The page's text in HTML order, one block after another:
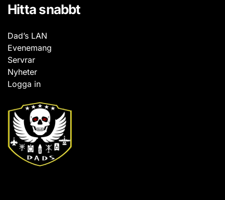
Hitta snabbt
Dad’s LAN
Evenemang
Servrar
Nyheter
Logga in